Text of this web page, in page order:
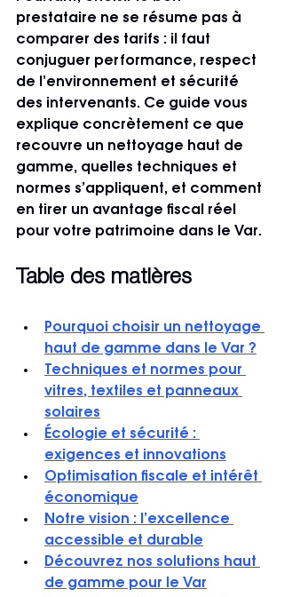
prestataire ne se résume pas à
comparer des tarifs : il faut
conjuguer performance, respect
de l’environnement et sécurité
des intervenants. Ce guide vous
explique concrètement ce que
recouvre un nettoyage haut de
gamme, quelles techniques et
normes s’appliquent, et comment
en tirer un avantage fiscal réel
pour votre patrimoine dans le Var.
Table des matières
Pourquoi choisir un nettoyage
haut de gamme dans le Var ?
Techniques et normes pour
vitres, textiles et panneaux
solaires
Écologie et sécurité :
exigences et innovations
Optimisation fiscale et intérêt
économique
Notre vision : l’excellence
accessible et durable
Découvrez nos solutions haut
de gamme pour le Var